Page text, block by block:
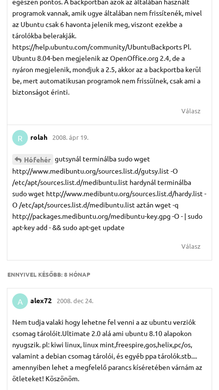
programok vannak, amik ugye általában nem frissítenék, mivel
az Ubuntu csak 6 havonta jelenik meg, viszont ezekbe a
tárolókba belerakják.
https://help.ubuntu.com/community/UbuntuBackports Pl.
Ubuntu 8.04-ben megjelenik az OpenOffice.org 2.4, de a
nyáron megjelenik, mondjuk a 2.5, akkor az a backportba kerül
be, mert automatikusan programok nem frissülnek, csak ami a
biztonságot érinti.
Válasz
R rolah 2008. ápr 19.
Hófehér gutsynál terminálba sudo wget
http://www.medibuntu.org/sources.list.d/gutsy.list -O
/etc/apt/sources.list.d/medibuntu.list hardynál terminálba
sudo wget http://www.medibuntu.org/sources.list.d/hardy.list -
O /etc/apt/sources.list.d/medibuntu.list aztán wget -q
http://packages.medibuntu.org/medibuntu-key.gpg -O - | sudo
apt-key add - && sudo apt-get update
Válasz
ENNYIVEL KÉSŐBB:8 HÓNAP
A alex72 2008. dec 24.
Nem tudja valaki hogy lehetne fel venni a az ubuntu verziók
csomag tárolóit.Ultimate 2.0 alá ami ubuntu 8.10 alapokon
nyugszik. pl: kiwi linux, linux mint,freespire,gos,helix,pc/os,
valamint a debian csomag tárolói, és egyéb ppa tárolók.stb....
amennyiben lehet a megfelelő parancs kíséretében várnám az
ötleteket! Köszönöm.